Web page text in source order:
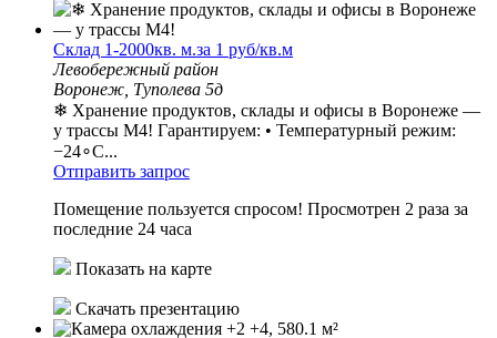
Склад 1-2000кв. м.за 1 руб/кв.м
Левобережный район
Воронеж, Туполева 5д
❄ Хранение продуктов, склады и офисы в Воронеже —
у трассы М4! Гарантируем: • Температурный режим:
−24∘C...
Отправить запрос
Помещение пользуется спросом! Просмотрен 2 раза за
последние 24 часа
Показать на карте
Скачать презентацию